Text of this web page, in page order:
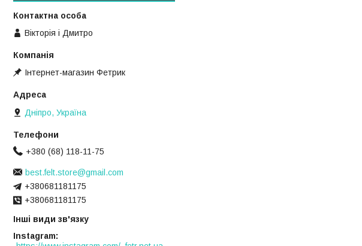
Вікторія і Дмитро
Інтернет-магазин Фетрик
Дніпро, Україна
+380 (68) 118-11-75
best.felt.store@gmail.com
+380681181175
+380681181175
Інші види зв'язку
Instagram